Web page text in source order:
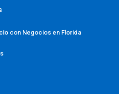
con Negocios en Florida